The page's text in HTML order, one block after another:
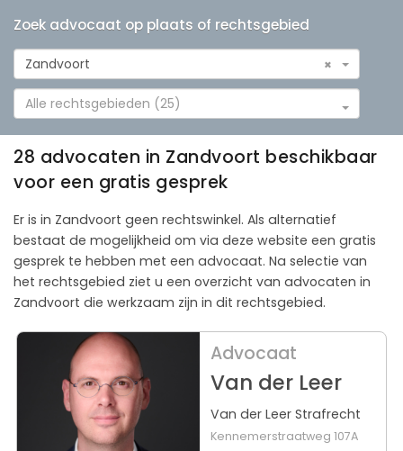
Zoek advocaat op plaats of rechtsgebied
×
Zandvoort
Alle rechtsgebieden (25)
28 advocaten in Zandvoort beschikbaar
voor een gratis gesprek
Er is in Zandvoort geen rechtswinkel. Als alternatief
bestaat de mogelijkheid om via deze website een gratis
gesprek te hebben met een advocaat. Na selectie van
het rechtsgebied ziet u een overzicht van advocaten in
Zandvoort die werkzaam zijn in dit rechtsgebied.
Advocaat
Van der Leer
Van der Leer Strafrecht
Kennemerstraatweg 107A